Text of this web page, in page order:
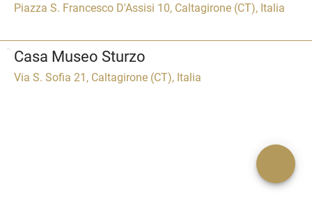
Piazza S. Francesco D'Assisi 10, Caltagirone (CT), Italia
Casa Museo Sturzo
Via S. Sofia 21, Caltagirone (CT), Italia